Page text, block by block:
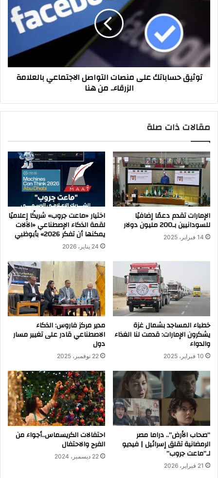
الاجتماعي
بالعلامة
الزرقاء..
من
توثيق حساباتك على منصات التواصل الاجتماعي بالعلامة
الزرقاء.. من هنا
مقالات ذات صلة
الإمارات تقدم دعمًا إضافيًا
للسودانيين بـ200 مليون دولار
14 فبراير، 2025
اختيار «ماعت جروب» شريكًا إعلاميًا
لقمة الذكاء الإصطناعي «الآلات
يمكنها أن تفكر 2026» بأبوظبي
24 يناير، 2026
خطباء المساجد بشمال غزة
يشكرون الإمارات: قدمت لنا الغذاء
والدواء
10 فبراير، 2025
مدير مركز فاروس: الذكاء
الاصطناعي قادر على تغيير مسار
دول
22 نوفمبر، 2025
“صحاب الأرض”.. دراما مصر
الرمضانية تقلق إسرائيل | فيديو
لـ”ماعت جروب”
21 فبراير، 2026
احتفالات الكريسماس..أجواء من
الفرح والاحتفال
22 ديسمبر، 2024